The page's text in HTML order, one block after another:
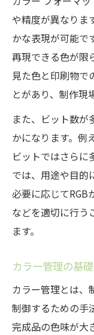
や精度が異なりま
かな表現が可能で
再現できる色が限
見た色と印刷物で
とがあり、制作現
また、ビット数が
かになります。例
ビットではさらに
では、用途や目的
必要に応じてRGB
などを適切に行う
ます。
カラー管理の基
カラー管理とは、
制御するための手
完成品の色味が大